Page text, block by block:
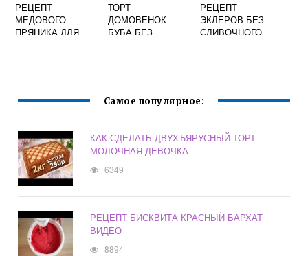
РЕЦЕПТ
МЕДОВОГО
ПРЯНИКА ДЛЯ
ТОРТ
ДОМОВЕНОК
БУБА БЕЗ
РЕЦЕПТ
ЭКЛЕРОВ БЕЗ
СЛИВОЧНОГО
Самое популярное:
КАК СДЕЛАТЬ ДВУХЪЯРУСНЫЙ ТОРТ
МОЛОЧНАЯ ДЕВОЧКА
6349
РЕЦЕПТ БИСКВИТА КРАСНЫЙ БАРХАТ
ВИДЕО
8894